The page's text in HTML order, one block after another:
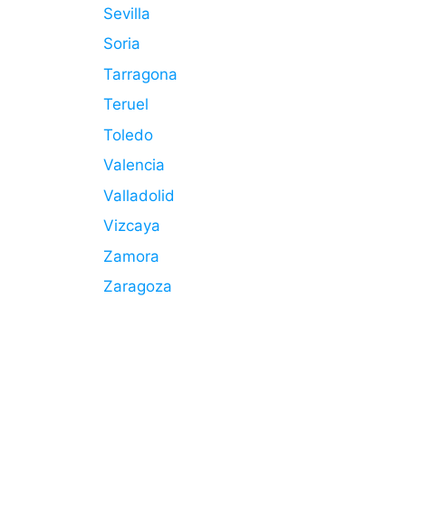
Sevilla
Soria
Tarragona
Teruel
Toledo
Valencia
Valladolid
Vizcaya
Zamora
Zaragoza